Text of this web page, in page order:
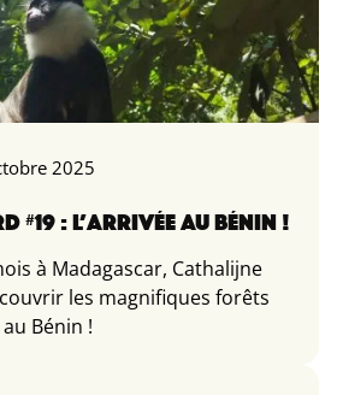
2025
#19 : L’ARRIVÉE AU BÉNIN !
à Madagascar, Cathalijne
les magnifiques forêts
Bénin !